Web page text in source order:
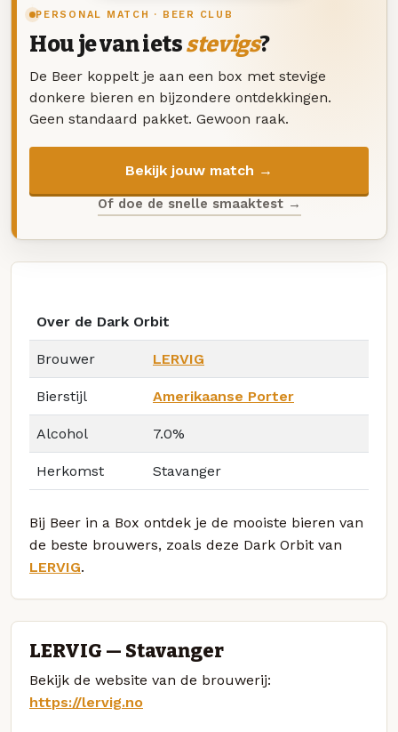
PERSONAL MATCH · BEER CLUB
Hou je van ietsstevigs?
De Beer koppelt je aan een box met stevige
donkere bieren en bijzondere ontdekkingen.
Geen standaard pakket. Gewoon raak.
Bekijk jouw match →
Of doe de snelle smaaktest →
Over de Dark Orbit
Brouwer LERVIG
Bierstijl Amerikaanse Porter
Alcohol 7.0%
Herkomst Stavanger
Bij Beer in a Box ontdek je de mooiste bieren van
de beste brouwers, zoals deze Dark Orbit van
LERVIG.
LERVIG — Stavanger
Bekijk de website van de brouwerij:
https://lervig.no